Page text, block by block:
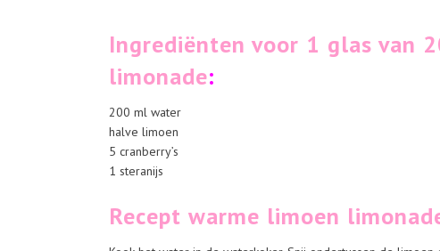
Ingrediënten voor 1 glas van
limonade:
200 ml water
halve limoen
5 cranberry’s
1 steranijs
Recept warme limoen